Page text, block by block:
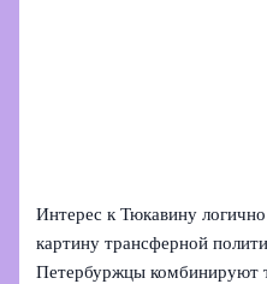
Интерес к Тюкавину
картину трансферной
Петербуржцы комбинируют